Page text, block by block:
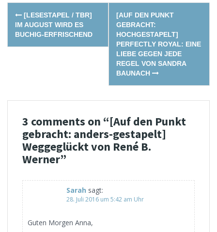
Post
navigation
[LESESTAPEL / TBR]
IM AUGUST WIRD ES
BUCHIG-ERFRISCHEND
[AUF DEN PUNKT
GEBRACHT:
HOCHGESTAPELT]
PERFECTLY ROYAL: EINE
LIEBE GEGEN JEDE
REGEL VON SANDRA
BAUNACH
3 comments on “[Auf den Punkt
gebracht: anders-gestapelt]
Weggeglückt von René B.
Werner”
Sarah sagt:
28. Juli 2016 um 5:42 am Uhr
Guten Morgen Anna,